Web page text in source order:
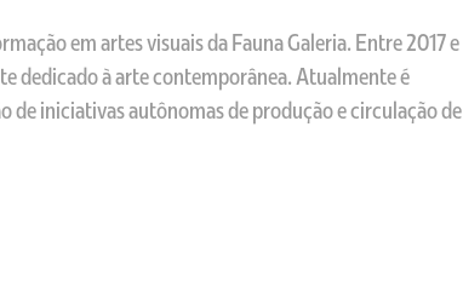
em artes visuais da Fauna Galeria. Entre 2017 e
dedicado à arte contemporânea. Atualmente é
iniciativas autônomas de produção e circulação de